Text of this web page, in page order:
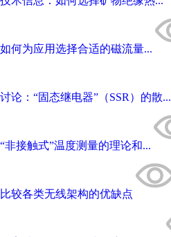
如何为应用选择合适的磁流量...
讨论：“固态继电器”（SSR）的散...
“非接触式”温度测量的理论和...
比较各类无线架构的优缺点